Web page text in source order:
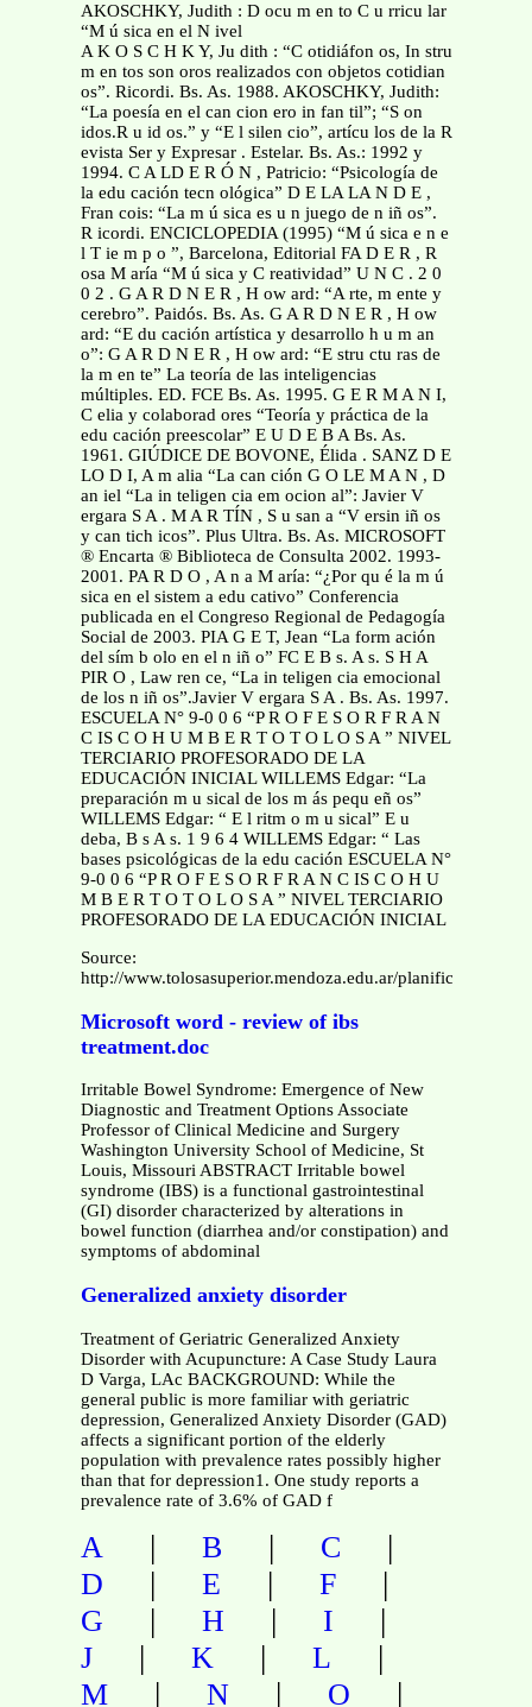
AKOSCHKY, Judith : D ocu m en to C u rricu lar
“M ú sica en el N ivel
A K O S C H K Y, Ju dith : “C otidiáfon os, In stru
m en tos son oros realizados con objetos cotidian
os”. Ricordi. Bs. As. 1988. AKOSCHKY, Judith:
“La poesía en el can cion ero in fan til”; “S on
idos.R u id os.” y “E l silen cio”, artícu los de la R
evista Ser y Expresar . Estelar. Bs. As.: 1992 y
1994. C A LD E R Ó N , Patricio: “Psicología de
la edu cación tecn ológica” D E LA LA N D E ,
Fran cois: “La m ú sica es u n juego de n iñ os”.
R icordi. ENCICLOPEDIA (1995) “M ú sica e n e
l T ie m p o ”, Barcelona, Editorial FA D E R , R
osa M aría “M ú sica y C reatividad” U N C . 2 0
0 2 . G A R D N E R , H ow ard: “A rte, m ente y
cerebro”. Paidós. Bs. As. G A R D N E R , H ow
ard: “E du cación artística y desarrollo h u m an
o”: G A R D N E R , H ow ard: “E stru ctu ras de
la m en te” La teoría de las inteligencias
múltiples. ED. FCE Bs. As. 1995. G E R M A N I,
C elia y colaborad ores “Teoría y práctica de la
edu cación preescolar” E U D E B A Bs. As.
1961. GIÚDICE DE BOVONE, Élida . SANZ D E
LO D I, A m alia “La can ción G O LE M A N , D
an iel “La in teligen cia em ocion al”: Javier V
ergara S A . M A R TÍN , S u san a “V ersin iñ os
y can tich icos”. Plus Ultra. Bs. As. MICROSOFT
® Encarta ® Biblioteca de Consulta 2002. 1993-
2001. PA R D O , A n a M aría: “¿Por qu é la m ú
sica en el sistem a edu cativo” Conferencia
publicada en el Congreso Regional de Pedagogía
Social de 2003. PIA G E T, Jean “La form ación
del sím b olo en el n iñ o” FC E B s. A s. S H A
PIR O , Law ren ce, “La in teligen cia emocional
de los n iñ os”.Javier V ergara S A . Bs. As. 1997.
ESCUELA N° 9-0 0 6 “P R O F E S O R F R A N
C IS C O H U M B E R T O T O L O S A ” NIVEL
TERCIARIO PROFESORADO DE LA
EDUCACIÓN INICIAL WILLEMS Edgar: “La
preparación m u sical de los m ás pequ eñ os”
WILLEMS Edgar: “ E l ritm o m u sical” E u
deba, B s A s. 1 9 6 4 WILLEMS Edgar: “ Las
bases psicológicas de la edu cación ESCUELA N°
9-0 0 6 “P R O F E S O R F R A N C IS C O H U
M B E R T O T O L O S A ” NIVEL TERCIARIO
PROFESORADO DE LA EDUCACIÓN INICIAL
Source:
http://www.tolosasuperior.mendoza.edu.ar/
Microsoft word - review of ibs
treatment.doc
Irritable Bowel Syndrome: Emergence of New
Diagnostic and Treatment Options Associate
Professor of Clinical Medicine and Surgery
Washington University School of Medicine, St
Louis, Missouri ABSTRACT Irritable bowel
syndrome (IBS) is a functional gastrointestinal
(GI) disorder characterized by alterations in
bowel function (diarrhea and/or constipation) and
symptoms of abdominal
Generalized anxiety disorder
Treatment of Geriatric Generalized Anxiety
Disorder with Acupuncture: A Case Study Laura
D Varga, LAc BACKGROUND: While the
general public is more familiar with geriatric
depression, Generalized Anxiety Disorder (GAD)
affects a significant portion of the elderly
population with prevalence rates possibly higher
than that for depression1. One study reports a
prevalence rate of 3.6% of GAD f
A | B | C |
D | E | F |
G | H | I |
J | K | L |
M | N | O |